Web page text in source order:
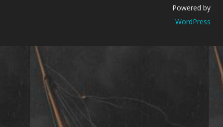
Powered by
WordPress